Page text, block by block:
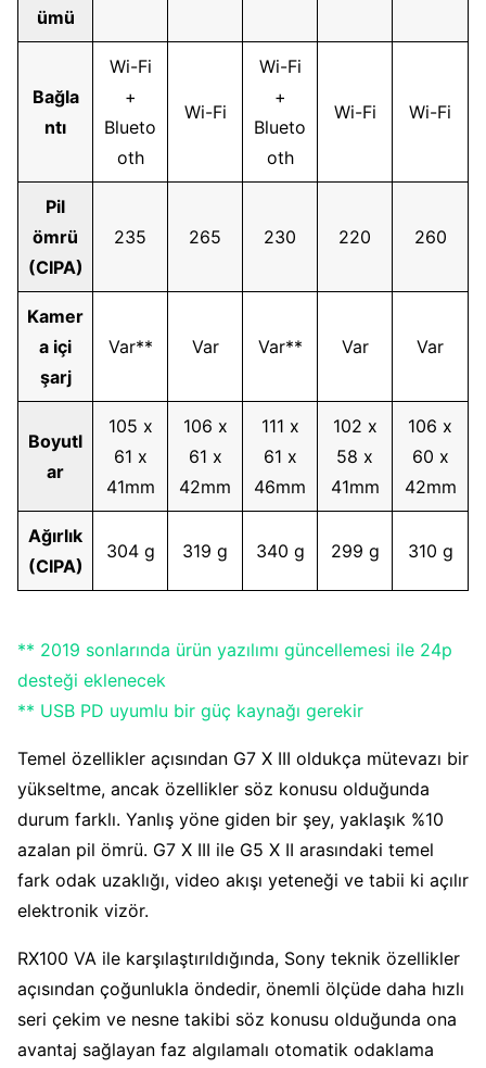
ümü
Bağla
ntı
Wi-Fi
+
Blueto
oth
Wi-Fi
Wi-Fi
+
Blueto
oth
Wi-Fi Wi-Fi
Pil
ömrü
(CIPA)
235 265 230 220 260
Kamer
a içi
şarj
Var** Var Var** Var Var
Boyutl
ar
105 x
61 x
41mm
106 x
61 x
42mm
111 x
61 x
46mm
102 x
58 x
41mm
106 x
60 x
42mm
Ağırlık
(CIPA)
304 g 319 g 340 g 299 g 310 g
** 2019 sonlarında ürün yazılımı güncellemesi ile 24p
desteği eklenecek
** USB PD uyumlu bir güç kaynağı gerekir
Temel özellikler açısından G7 X III oldukça mütevazı bir
yükseltme, ancak özellikler söz konusu olduğunda
durum farklı. Yanlış yöne giden bir şey, yaklaşık %10
azalan pil ömrü. G7 X III ile G5 X II arasındaki temel
fark odak uzaklığı, video akışı yeteneği ve tabii ki açılır
elektronik vizör.
RX100 VA ile karşılaştırıldığında, Sony teknik özellikler
açısından çoğunlukla öndedir, önemli ölçüde daha hızlı
seri çekim ve nesne takibi söz konusu olduğunda ona
avantaj sağlayan faz algılamalı otomatik odaklama